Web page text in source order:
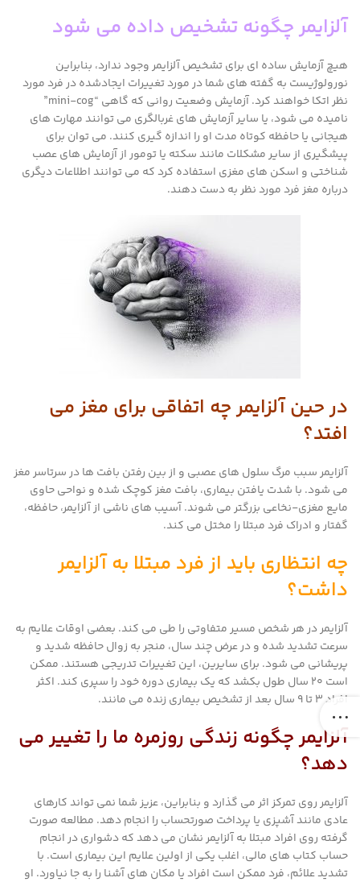
آلزایمر چگونه تشخیص داده می شود
هیچ آزمایش ساده ای برای تشخیص آلزایمر وجود ندارد، بنابراین
نورولوژیست به گفته های شما در مورد تغییرات ایجادشده در فرد مورد
نظر اتکا خواهند کرد. آزمایش وضعیت روانی که گاهی “mini-cog”
نامیده می شود، یا سایر آزمایش های غربالگری می توانند مهارت های
هیجانی یا حافظه کوتاه مدت او را اندازه گیری کنند. می توان برای
پیشگیری از سایر مشکلات مانند سکته یا تومور از آزمایش های عصب
شناختی و اسکن های مغزی استفاده کرد که می توانند اطلاعات دیگری
درباره مغز فرد مورد نظر به دست دهند.
در حین آلزایمر چه اتفاقی برای مغز می
افتد؟
آلزایمر سبب مرگ سلول های عصبی و از بین رفتن بافت ها در سرتاسر مغز
می شود. با شدت یافتن بیماری، بافت مغز کوچک شده و نواحی حاوی
مایع مغزی-نخاعی بزرگتر می شوند. آسیب های ناشی از آلزایمر، حافظه،
گفتار و ادراک فرد مبتلا را مختل می کند.
چه انتظاری باید از فرد مبتلا به آلزایمر
داشت؟
آلزایمر در هر شخص مسیر متفاوتی را طی می کند. بعضی اوقات علایم به
سرعت تشدید شده و در عرض چند سال، منجر به زوال حافظه شدید و
پریشانی می شود. برای سایرین، این تغییرات تدریجی هستند. ممکن
است 20 سال طول بکشد که یک بیماری دوره خود را سپری کند. اکثر
افراد 3 تا 9 سال بعد از تشخیص بیماری زنده می مانند.
آلزایمر چگونه زندگی روزمره ما را تغییر می
دهد؟
آلزایمر روی تمرکز اثر می گذارد و بنابراین، عزیز شما نمی تواند کارهای
عادی مانند آشپزی یا پرداخت صورتحساب را انجام دهد. مطالعه صورت
گرفته روی افراد مبتلا به آلزایمر نشان می دهد که دشواری در انجام
حساب کتاب های مالی، اغلب یکی از اولین علایم این بیماری است. با
تشدید علائم، فرد ممکن است افراد یا مکان های آشنا را به جا نیاورد. او